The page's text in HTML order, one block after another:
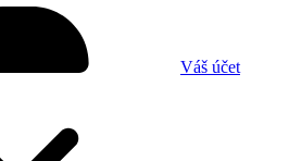
Váš účet